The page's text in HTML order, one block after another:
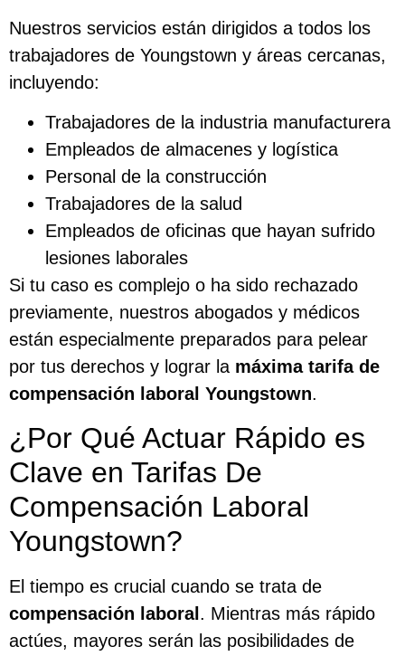
Nuestros servicios están dirigidos a todos los
trabajadores de Youngstown y áreas cercanas,
incluyendo:
Trabajadores de la industria manufacturera
Empleados de almacenes y logística
Personal de la construcción
Trabajadores de la salud
Empleados de oficinas que hayan sufrido
lesiones laborales
Si tu caso es complejo o ha sido rechazado
previamente, nuestros abogados y médicos
están especialmente preparados para pelear
por tus derechos y lograr la máxima tarifa de
compensación laboral Youngstown.
¿Por Qué Actuar Rápido es
Clave en Tarifas De
Compensación Laboral
Youngstown?
El tiempo es crucial cuando se trata de
compensación laboral. Mientras más rápido
actúes, mayores serán las posibilidades de